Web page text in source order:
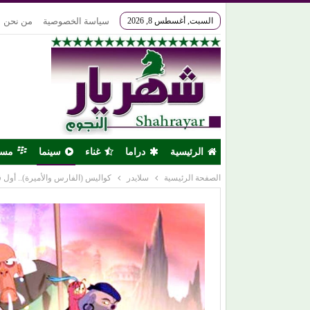
السبت, أغسطس 8, 2026 سياسة الخصوصية من نحن
الرئيسية دراما غناء سينما
الصفحة الرئيسية سلايدر كواليس (الفارس والأميرة)..